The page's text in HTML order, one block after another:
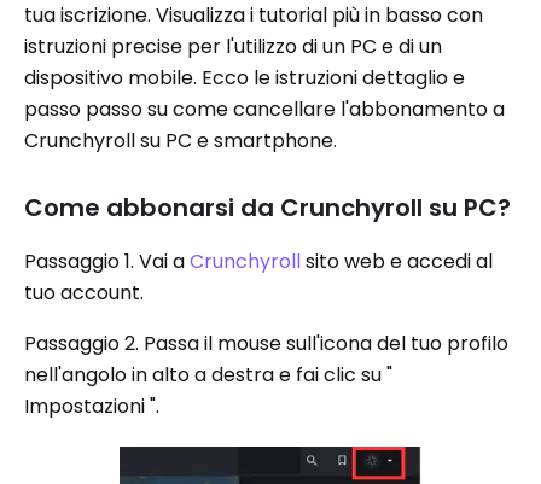
tua iscrizione. Visualizza i tutorial più in basso con
istruzioni precise per l'utilizzo di un PC e di un
dispositivo mobile. Ecco le istruzioni dettaglio e
passo passo su come cancellare l'abbonamento a
Crunchyroll su PC e smartphone.
Come abbonarsi da Crunchyroll su PC?
Passaggio 1. Vai aCrunchyrollsito web e accedi al
tuo account.
Passaggio 2. Passa il mouse sull'icona del tuo profilo
nell'angolo in alto a destra e fai clic su "
Impostazioni ".